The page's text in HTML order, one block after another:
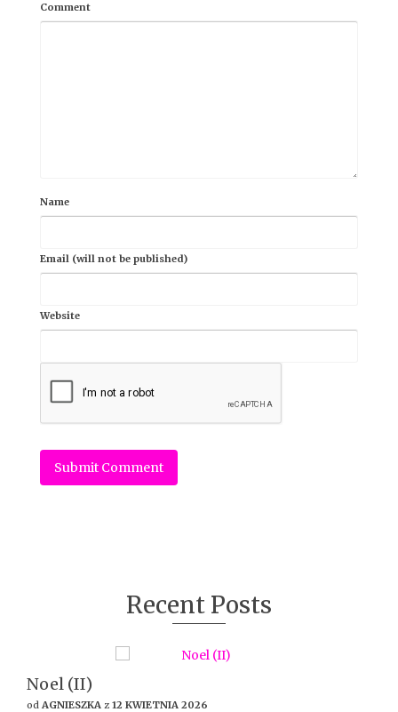
Comment
Name
Email (will not be published)
Website
Recent Posts
Noel (II)
od AGNIESZKA z 12 KWIETNIA 2026